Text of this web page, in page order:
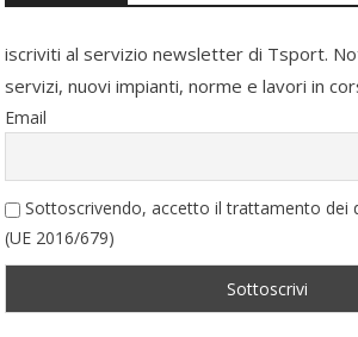
iscriviti al servizio newsletter di Tsport.
servizi, nuovi impianti, norme e lavori in
Email
Sottoscrivendo, accetto il trattamento dei
(UE 2016/679)